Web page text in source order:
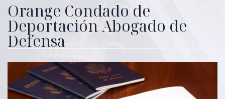
Orange Condado de
Deportación Abogado de
Defensa